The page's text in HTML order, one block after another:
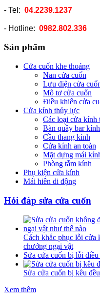
- Tel: 04.2239.1237
- Hotline: 0982.802.336
Sản phẩm
Cửa cuốn khe thoáng
Nan cửa cuốn
Lưu điện cửa
Mô tơ cửa cuốn
Điều khiển cửa
Cửa kính thủy lực
Các loại cửa kính
Bàn quầy bar kính
Cầu thang kính
Cửa kính an toàn
Mặt dựng mái
Phòng tắm kính
Phụ kiện cửa kính
Mái hiên di động
Hỏi đáp sửa cửa cuốn
Cách khắc phục lỗi cửa
chướng ngại vật
Sửa cửa cuốn bị lỗi
Sửa cửa cuốn bị kêu
Xem thêm